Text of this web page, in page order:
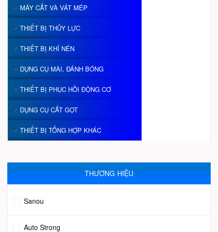
MÁY CẮT VÀ VÁT MÉP
THIẾT BỊ THỦY LỰC
THIẾT BỊ KHÍ NÉN
DỤNG CỤ MÀI, ĐÁNH BÓNG
THIẾT BỊ PHỤC HỒI ĐỘNG CƠ
DỤNG CỤ CẮT GỌT
THIẾT BỊ TỔNG HỢP KHÁC
THƯƠNG HIỆU
Sanou
Auto Strong